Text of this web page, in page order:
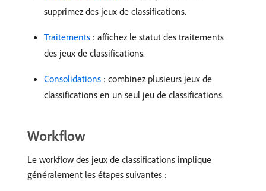
supprimez des jeux de classifications.
Traitements : affichez le statut des traitements
des jeux de classifications.
Consolidations : combinez plusieurs jeux de
classifications en un seul jeu de classifications.
Workflow
Le workflow des jeux de classifications implique
généralement les étapes suivantes :